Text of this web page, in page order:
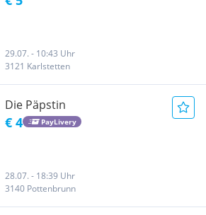
29.07. - 10:43 Uhr
3121 Karlstetten
Die Päpstin
€ 4 PayLivery
28.07. - 18:39 Uhr
3140 Pottenbrunn